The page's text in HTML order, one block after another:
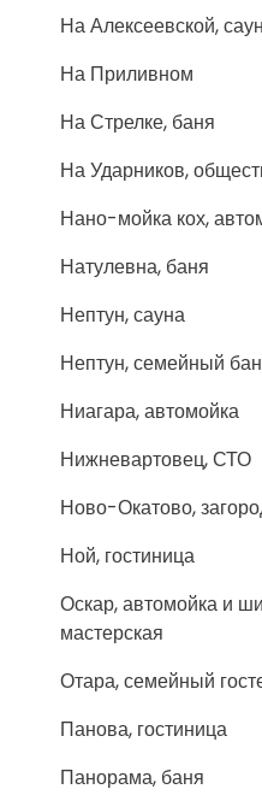
На Алексеевской,
На Приливном
На Стрелке, баня
На Ударников,
Нано-мойка кох,
Натулевна, баня
Нептун, сауна
Нептун, семейный
Ниагара, автомойка
Нижневартовец, СТО
Ново-Окатово,
Ной, гостиница
Оскар, автомойка и
мастерская
Отара, семейный
Панова, гостиница
Панорама, баня